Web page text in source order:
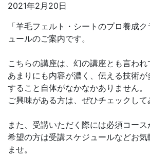
2021年2月20日
「羊毛フェルト・シートのプロ養成
ュールのご案内です。
こちらの講座は、幻の講座とも言わ
あまりにも内容が濃く、伝える技術
すること自体がなかなかありません。
ご興味がある方は、ぜひチェックして
また、受講いただく際には必須コー
希望の方は受講スケジュールなどお
ませ。